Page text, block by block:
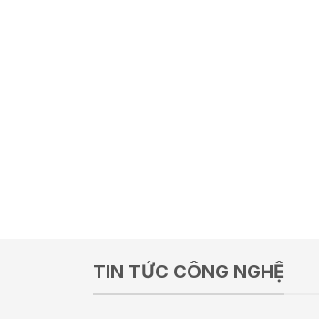
TIN TỨC CÔNG NGHỆ